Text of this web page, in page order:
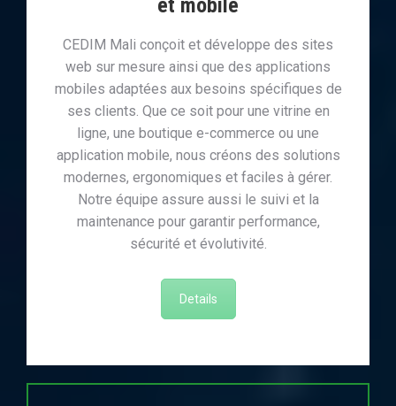
et mobile
CEDIM Mali conçoit et développe des sites
web sur mesure ainsi que des applications
mobiles adaptées aux besoins spécifiques de
ses clients. Que ce soit pour une vitrine en
ligne, une boutique e-commerce ou une
application mobile, nous créons des solutions
modernes, ergonomiques et faciles à gérer.
Notre équipe assure aussi le suivi et la
maintenance pour garantir performance,
sécurité et évolutivité.
Details